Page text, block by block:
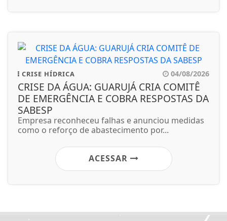
CRISE HÍDRICA 04/08/2026
CRISE DA ÁGUA: GUARUJÁ CRIA COMITÊ
DE EMERGÊNCIA E COBRA RESPOSTAS DA
SABESP
Empresa reconheceu falhas e anunciou medidas
como o reforço de abastecimento por...
ACESSAR